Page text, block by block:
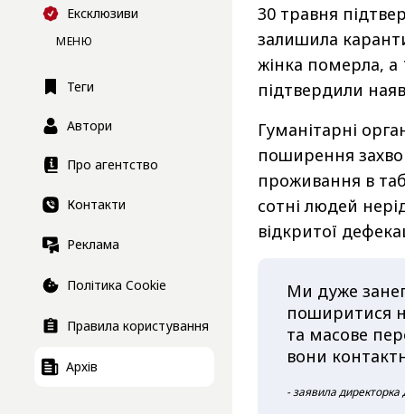
Ексклюзиви
МЕНЮ
Теги
Автори
Про агентство
Контакти
Реклама
Політика Cookie
Правила користування
Архів
30 травня
залишила
жінка померла, а
підтвердили
Гуманітарні
поширення
проживання в
сотні людей
відкритої
Ми дуже
поширитися
та масове
вони
- заявила директорка